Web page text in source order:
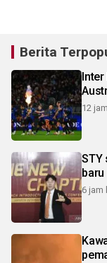
Berita
12
STY
baru
6 jam